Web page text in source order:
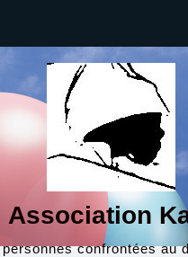
Association
confrontées au